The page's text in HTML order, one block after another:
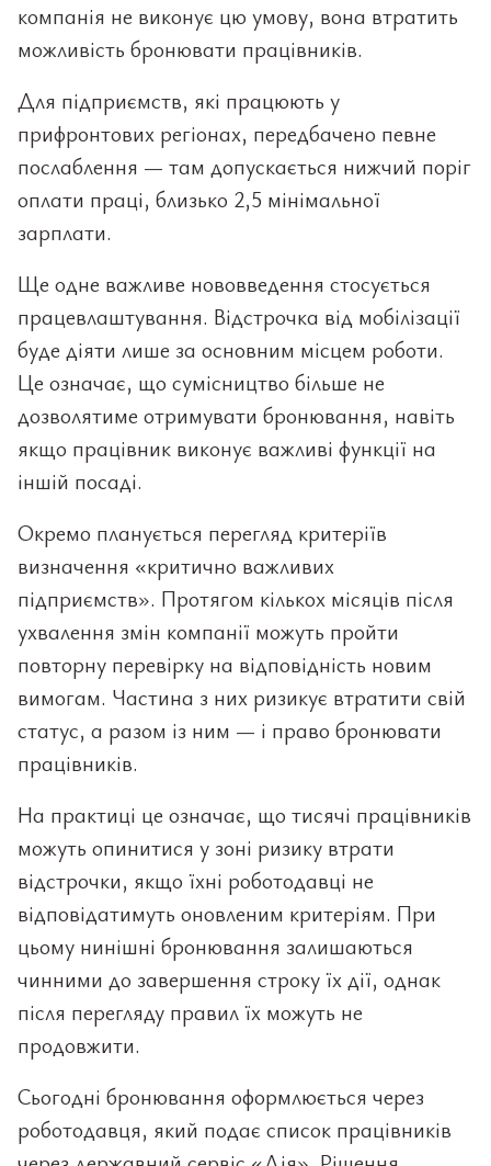
компанія не виконує цю умову, вона втратить
можливість бронювати працівників.
Для підприємств, які працюють у
прифронтових регіонах, передбачено певне
послаблення — там допускається нижчий поріг
оплати праці, близько 2,5 мінімальної
зарплати.
Ще одне важливе нововведення стосується
працевлаштування. Відстрочка від мобілізації
буде діяти лише за основним місцем роботи.
Це означає, що сумісництво більше не
дозволятиме отримувати бронювання, навіть
якщо працівник виконує важливі функції на
іншій посаді.
Окремо планується перегляд критеріїв
визначення «критично важливих
підприємств». Протягом кількох місяців після
ухвалення змін компанії можуть пройти
повторну перевірку на відповідність новим
вимогам. Частина з них ризикує втратити свій
статус, а разом із ним — і право бронювати
працівників.
На практиці це означає, що тисячі працівників
можуть опинитися у зоні ризику втрати
відстрочки, якщо їхні роботодавці не
відповідатимуть оновленим критеріям. При
цьому нинішні бронювання залишаються
чинними до завершення строку їх дії, однак
після перегляду правил їх можуть не
продовжити.
Сьогодні бронювання оформлюється через
роботодавця, який подає список працівників